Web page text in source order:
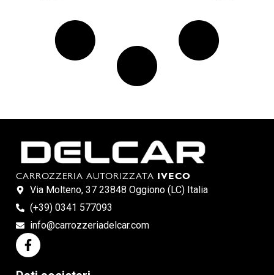
CARROZZERIA AUTORIZZATA IVECO
Via Molteno, 37 23848 Oggiono (LC) Italia
(+39) 0341 577093
info@carrozzeriadelcar.com